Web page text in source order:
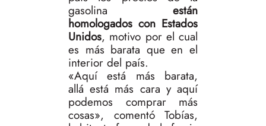
gasolina están
homologados con Estados
Unidos, motivo por el cual
es más barata que en el
interior del país.
«Aquí está más barata,
allá está más cara y aquí
podemos comprar más
cosas», comentó Tobías,